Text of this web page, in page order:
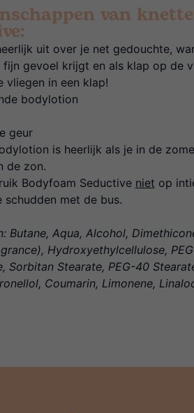
van
uit over je net gedouchte,
fijn gevoel krijgt en als klap op de
vliegen in een klap!
bodylotion
geur
is heerlijk als je in de
de zon.
Bodyfoam Seductive niet op
schudden met de bus.
Butane, Aqua, Alcohol,
Hydroxyethylcellulose,
Sorbitan Stearate, PEG-40
Coumarin, Limonene,